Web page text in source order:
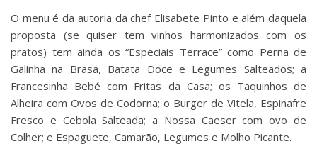
O menu é da autoria da chef Elisabete Pinto e além daquela
proposta (se quiser tem vinhos harmonizados com os
pratos) tem ainda os “Especiais Terrace” como Perna de
Galinha na Brasa, Batata Doce e Legumes Salteados; a
Francesinha Bebé com Fritas da Casa; os Taquinhos de
Alheira com Ovos de Codorna; o Burger de Vitela, Espinafre
Fresco e Cebola Salteada; a Nossa Caeser com ovo de
Colher; e Espaguete, Camarão, Legumes e Molho Picante.